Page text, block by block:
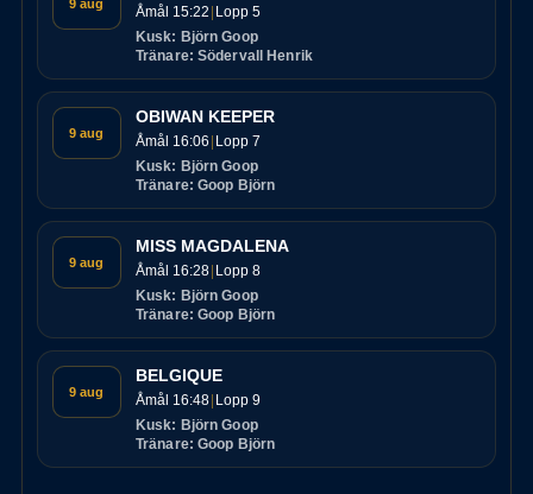
9 aug Åmål 15:22 Lopp 5
Kusk: Björn Goop
Tränare: Södervall Henrik
9 aug
OBIWAN KEEPER
Åmål 16:06 Lopp 7
Kusk: Björn Goop
Tränare: Goop Björn
9 aug
MISS MAGDALENA
Åmål 16:28 Lopp 8
Kusk: Björn Goop
Tränare: Goop Björn
9 aug
BELGIQUE
Åmål 16:48 Lopp 9
Kusk: Björn Goop
Tränare: Goop Björn